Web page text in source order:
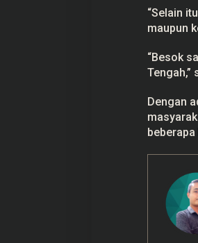
“Selain
maupun
“Besok
Tengah,”
Dengan